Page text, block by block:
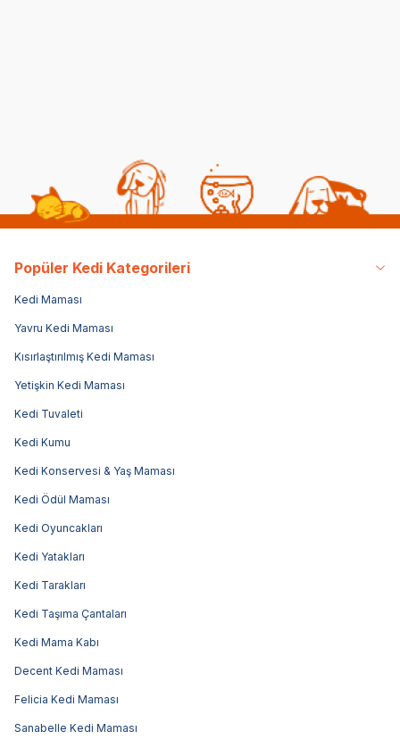
Popüler Kedi Kategorileri
Kedi Maması
Yavru Kedi Maması
Kısırlaştırılmış Kedi Maması
Yetişkin Kedi Maması
Kedi Tuvaleti
Kedi Kumu
Kedi Konservesi & Yaş Maması
Kedi Ödül Maması
Kedi Oyuncakları
Kedi Yatakları
Kedi Tarakları
Kedi Taşıma Çantaları
Kedi Mama Kabı
Decent Kedi Maması
Felicia Kedi Maması
Sanabelle Kedi Maması